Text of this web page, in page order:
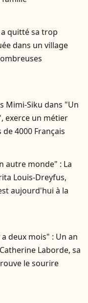
quitté sa trop
dans un village
Mimi-Siku dans "Un
exerce un métier
4000 Français
autre monde" : La
Louis-Dreyfus,
aujourd'hui à la
deux mois" : Un an
Laborde, sa
le sourire